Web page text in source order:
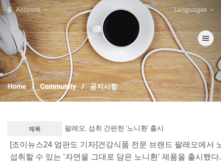
Account Languages
Toggle
Home Community 공지사항
제목 팔레오, 섭취 간편한 ‘노니환’ 출시
[조이뉴스24 엄판도 기자]건강식품 전문 브랜드 팔레오에서
섭취할 수 있는 ‘자연을 그대로 담은 노니환’ 제품을 출시했다.